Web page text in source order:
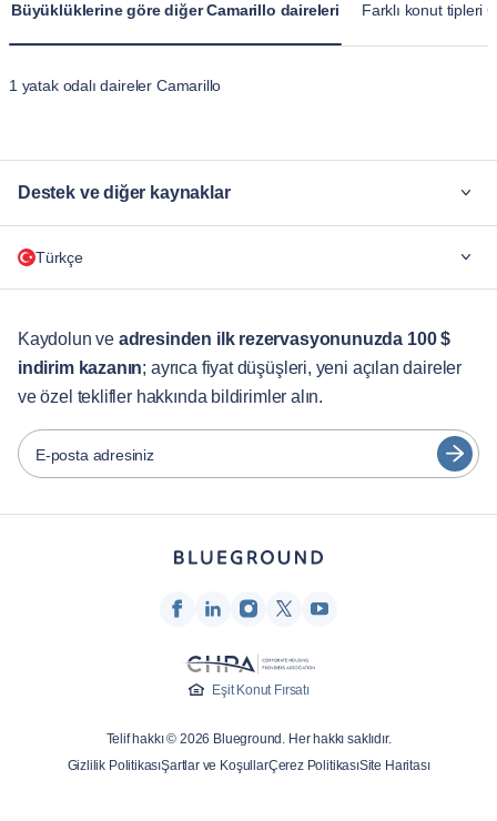
Büyüklüklerine göre diğer Camarillo daireleri Farklı konut tipleri
1 yatak odalı daireler Camarillo
Destek ve diğer kaynaklar
Şirketler için
Müşteri Hizmetleri
Şehir Rehberleri
Ortaklar
Mobilyalı kiralama operatörleri
Etkileyenler ve iştirakler
Türkçe
English
Português
Español
Kaydolun ve adresinden ilk rezervasyonunuzda 100 $
indirim kazanın; ayrıca fiyat düşüşleri, yeni açılan daireler
ve özel teklifler hakkında bildirimler alın.
E-posta adresiniz
Eşit Konut Fırsatı
Telif hakkı © 2026 Blueground. Her hakkı saklıdır.
Gizlilik PolitikasıŞartlar ve KoşullarÇerez PolitikasıSite Haritası